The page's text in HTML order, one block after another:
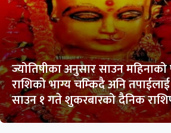
ज्योतिषीका अनुसार साउन महिनाको
राशिको भाग्य चम्किदै अनि
साउन १ गते शुकरबारको दैनिक